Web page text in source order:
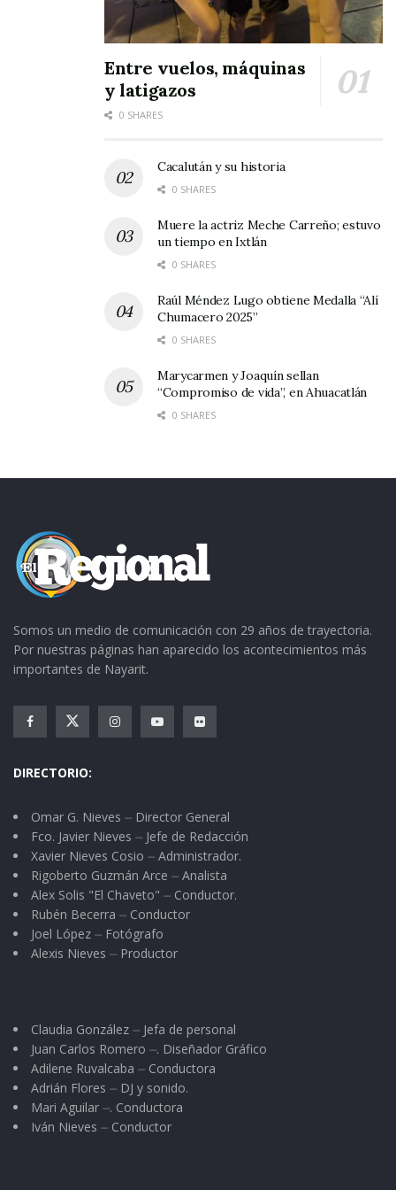
Entre vuelos, máquinas
y latigazos
0 SHARES
Cacalután y su historia
0 SHARES
Muere la actriz Meche Carreño; estuvo
un tiempo en Ixtlán
0 SHARES
Raúl Méndez Lugo obtiene Medalla “Alí
Chumacero 2025”
0 SHARES
Marycarmen y Joaquín sellan
“Compromiso de vida”, en Ahuacatlán
0 SHARES
Somos un medio de comunicación con 29 años de trayectoria.
Por nuestras páginas han aparecido los acontecimientos más
importantes de Nayarit.
DIRECTORIO:
Omar G. Nieves ⏤ Director General
Fco. Javier Nieves ⏤ Jefe de Redacción
Xavier Nieves Cosio ⏤ Administrador.
Rigoberto Guzmán Arce ⏤ Analista
Alex Solis "El Chaveto" ⏤ Conductor.
Rubén Becerra ⏤ Conductor
Joel López ⏤ Fotógrafo
Alexis Nieves ⏤ Productor
Claudia González ⏤ Jefa de personal
Juan Carlos Romero ⏤. Diseñador Gráfico
Adilene Ruvalcaba ⏤ Conductora
Adrián Flores ⏤ DJ y sonido.
Mari Aguilar ⏤. Conductora
Iván Nieves ⏤ Conductor